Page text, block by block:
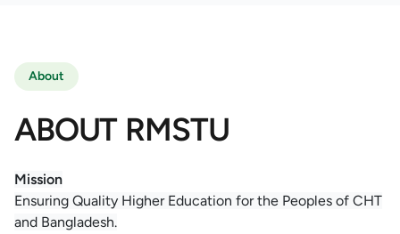
About
ABOUT RMSTU
Mission
Ensuring Quality Higher Education for the Peoples of CHT
and Bangladesh.